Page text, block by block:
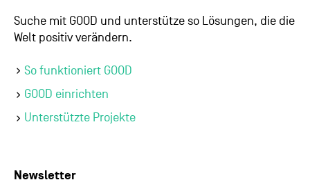
Suche mit GOOD und unterstütze so Lösungen, die die
Welt positiv verändern.
So funktioniert GOOD
GOOD einrichten
Unterstützte Projekte
Newsletter